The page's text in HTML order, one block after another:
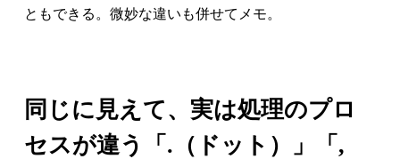
ともできる。微妙な違いも併せてメモ。
同じに見えて、実は処理のプロ
セスが違う「.（ドット）」「,